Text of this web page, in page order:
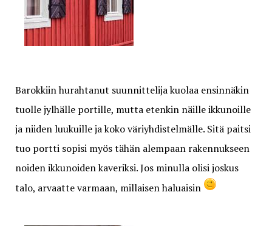
Barokkiin hurahtanut suunnittelija kuolaa ensinnäkin
tuolle jylhälle portille, mutta etenkin näille ikkunoille
ja niiden luukuille ja koko väriyhdistelmälle. Sitä paitsi
tuo portti sopisi myös tähän alempaan rakennukseen
noiden ikkunoiden kaveriksi. Jos minulla olisi joskus
talo, arvaatte varmaan, millaisen haluaisin